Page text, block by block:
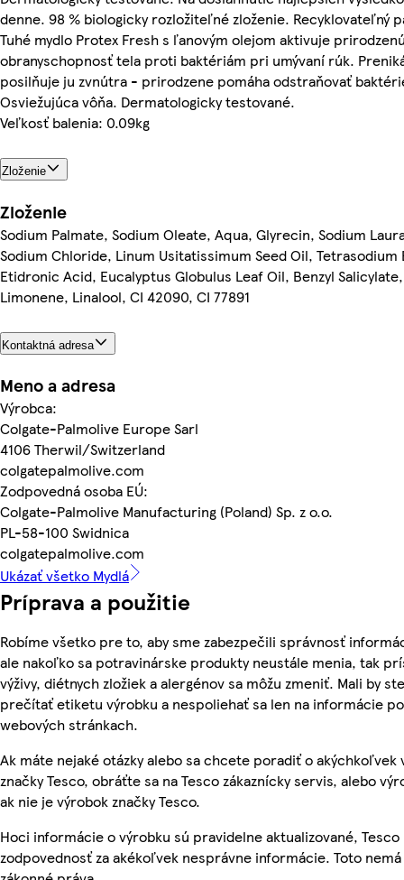
denne. 98 % biologicky rozložiteľné zloženie. Recyklovateľný
Tuhé mydlo Protex Fresh s ľanovým olejom aktivuje
obranyschopnosť tela proti baktériám pri umývaní rúk.
posilňuje ju zvnútra - prirodzene pomáha odstraňovať
Osviežujúca vôňa. Dermatologicky testované.
Veľkosť balenia: 0.09kg
Zloženie
Zloženie
Sodium Palmate, Sodium Oleate, Aqua, Glyrecin, Sodium
Sodium Chloride, Linum Usitatissimum Seed Oil, Tetrasodium
Etidronic Acid, Eucalyptus Globulus Leaf Oil, Benzyl
Limonene, Linalool, CI 42090, CI 77891
Kontaktná adresa
Meno a adresa
Výrobca:
Colgate-Palmolive Europe Sarl
4106 Therwil/Switzerland
colgatepalmolive.com
Zodpovedná osoba EÚ:
Colgate-Palmolive Manufacturing (Poland) Sp. z o.o.
PL-58-100 Swidnica
colgatepalmolive.com
Ukázať všetko Mydlá
Príprava a použitie
Robíme všetko pre to, aby sme zabezpečili správnosť
ale nakoľko sa potravinárske produkty neustále menia, tak
výživy, diétnych zložiek a alergénov sa môžu zmeniť. Mali by
prečítať etiketu výrobku a nespoliehať sa len na informácie
webových stránkach.
Ak máte nejaké otázky alebo sa chcete poradiť o akýchkoľvek
značky Tesco, obráťte sa na Tesco zákaznícky servis, alebo
ak nie je výrobok značky Tesco.
Hoci informácie o výrobku sú pravidelne aktualizované, Tesco
zodpovednosť za akékoľvek nesprávne informácie. Toto nemá